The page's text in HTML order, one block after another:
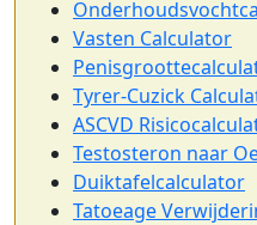
Vasten Calculator
Tyrer-Cuzick
ASCVD
Testosteron naar
Duiktafelcalculator
Tatoeage